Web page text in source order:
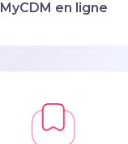
MyCDM en ligne